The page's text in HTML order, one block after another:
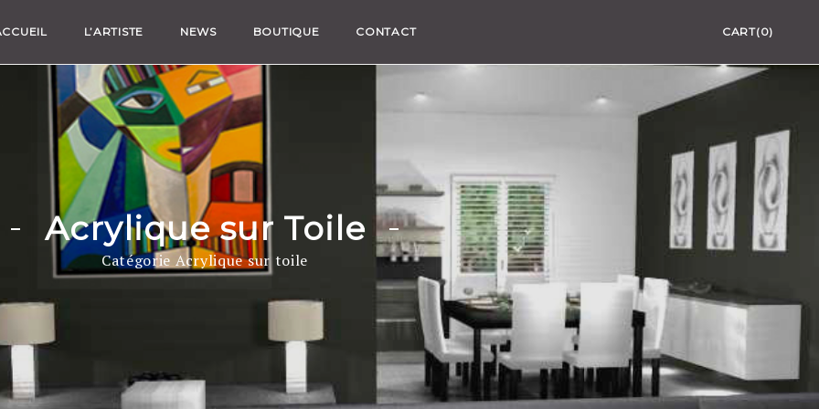
L’ARTISTE NEWS BOUTIQUE CONTACT CART(0)
Acrylique sur Toile
Catégorie Acrylique sur toile